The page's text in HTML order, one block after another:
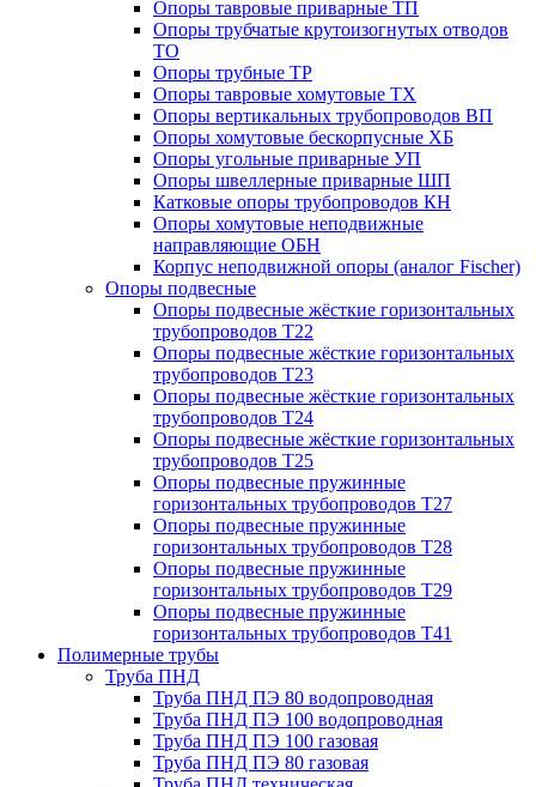
Опоры тавровые приварные ТП
Опоры трубчатые крутоизогнутых отводов
ТО
Опоры трубные ТР
Опоры тавровые хомутовые ТХ
Опоры вертикальных трубопроводов ВП
Опоры хомутовые бескорпусные ХБ
Опоры угольные приварные УП
Опоры швеллерные приварные ШП
Катковые опоры трубопроводов КН
Опоры хомутовые неподвижные
направляющие ОБН
Корпус неподвижной опоры (аналог Fischer)
Опоры подвесные
Опоры подвесные жёсткие горизонтальных
трубопроводов Т22
Опоры подвесные жёсткие горизонтальных
трубопроводов Т23
Опоры подвесные жёсткие горизонтальных
трубопроводов Т24
Опоры подвесные жёсткие горизонтальных
трубопроводов Т25
Опоры подвесные пружинные
горизонтальных трубопроводов Т27
Опоры подвесные пружинные
горизонтальных трубопроводов Т28
Опоры подвесные пружинные
горизонтальных трубопроводов Т29
Опоры подвесные пружинные
горизонтальных трубопроводов Т41
Полимерные трубы
Труба ПНД
Труба ПНД ПЭ 80 водопроводная
Труба ПНД ПЭ 100 водопроводная
Труба ПНД ПЭ 100 газовая
Труба ПНД ПЭ 80 газовая